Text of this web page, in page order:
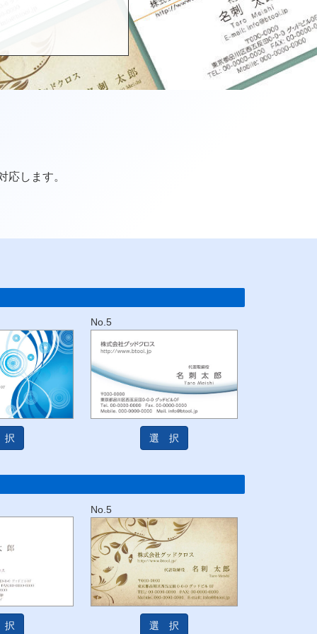
応します。
No.5
選 択
No.5
選 択